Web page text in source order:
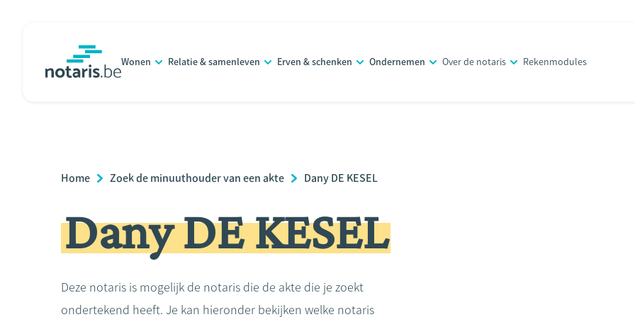
Wonen Relatie & samenleven Erven & schenken Ondernemen Over de notaris Rekenmodules
Breadcrumb
Home Zoek de minuuthouder van een akte Dany DE KESEL
Dany DE KESEL
Deze notaris is mogelijk de notaris die de akte die je zoekt
ondertekend heeft. Je kan hieronder bekijken welke notaris